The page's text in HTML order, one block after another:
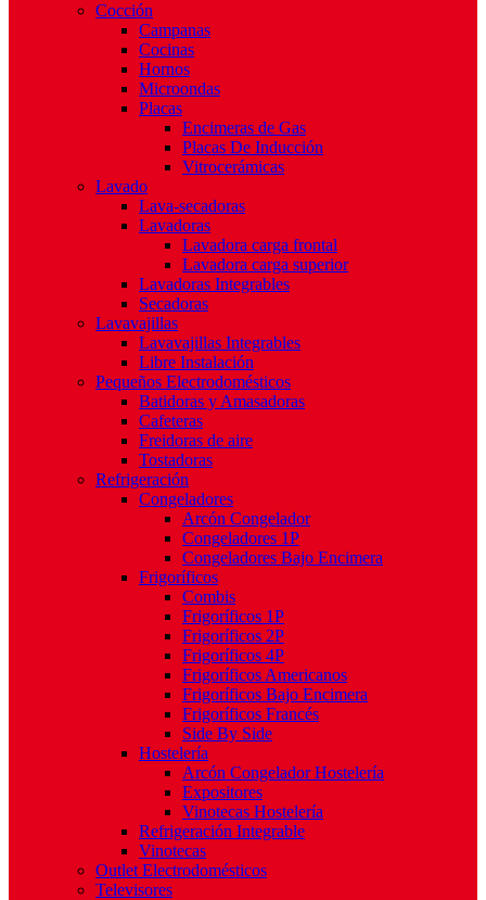
Cocción
Campanas
Cocinas
Hornos
Microondas
Placas
Encimeras de Gas
Placas De Inducción
Vitrocerámicas
Lavado
Lava-secadoras
Lavadoras
Lavadora carga frontal
Lavadora carga superior
Lavadoras Integrables
Secadoras
Lavavajillas
Lavavajillas Integrables
Libre Instalación
Pequeños Electrodomésticos
Batidoras y Amasadoras
Cafeteras
Freidoras de aire
Tostadoras
Refrigeración
Congeladores
Arcón Congelador
Congeladores 1P
Congeladores Bajo Encimera
Frigoríficos
Combis
Frigoríficos 1P
Frigoríficos 2P
Frigoríficos 4P
Frigoríficos Americanos
Frigoríficos Bajo Encimera
Frigoríficos Francés
Side By Side
Hostelería
Arcón Congelador Hostelería
Expositores
Vinotecas Hostelería
Refrigeración Integrable
Vinotecas
Outlet Electrodomésticos
Televisores